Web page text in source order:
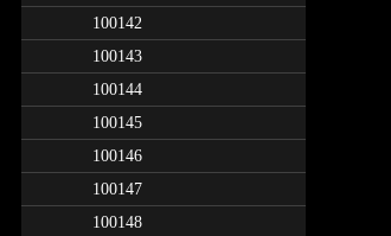
100142
100143
100144
100145
100146
100147
100148